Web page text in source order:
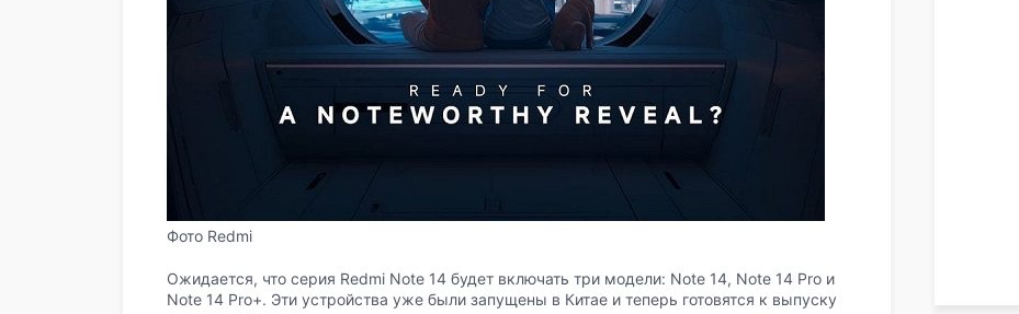
Фото Redmi
Ожидается, что серия Redmi Note 14 будет включать три модели: Note 14, Note 14 Pro и
Note 14 Pro+. Эти устройства уже были запущены в Китае и теперь готовятся к выпуску